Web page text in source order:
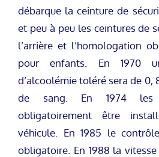
débarque la ceinture de
et peu à peu les ceintures de
l’arrière et l’homologation
pour enfants. En 1970
d’alcoolémie toléré sera de 0,
de sang. En 1974 les
obligatoirement être
véhicule. En 1985 le
obligatoire. En 1988 la